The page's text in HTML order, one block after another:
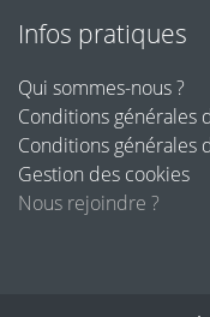
Infos pratiques
Qui sommes-nous ?
Conditions générales
Conditions générales
Gestion des cookies
Nous rejoindre ?